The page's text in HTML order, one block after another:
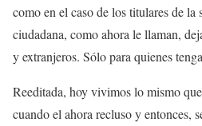
como en el caso de los titulares de la
ciudadana, como ahora le llaman,
y extranjeros. Sólo para quienes
Reeditada, hoy vivimos lo mismo
cuando el ahora recluso y entonces,